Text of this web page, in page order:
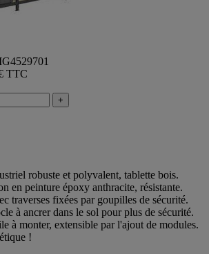
TTC
+
robuste et polyvalent, tablette bois.
en peinture époxy anthracite, résistante.
traverses fixées par goupilles de sécurité.
à ancrer dans le sol pour plus de sécurité.
à monter, extensible par l'ajout de modules.
!